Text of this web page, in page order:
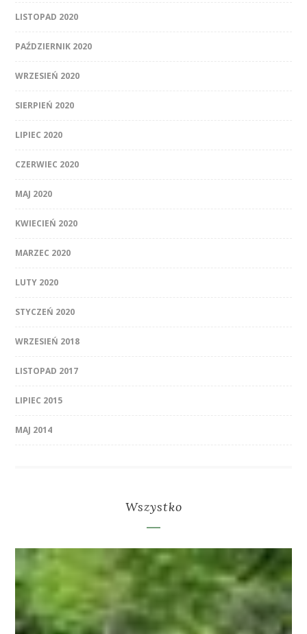
LISTOPAD 2020
PAŹDZIERNIK 2020
WRZESIEŃ 2020
SIERPIEŃ 2020
LIPIEC 2020
CZERWIEC 2020
MAJ 2020
KWIECIEŃ 2020
MARZEC 2020
LUTY 2020
STYCZEŃ 2020
WRZESIEŃ 2018
LISTOPAD 2017
LIPIEC 2015
MAJ 2014
Wszystko